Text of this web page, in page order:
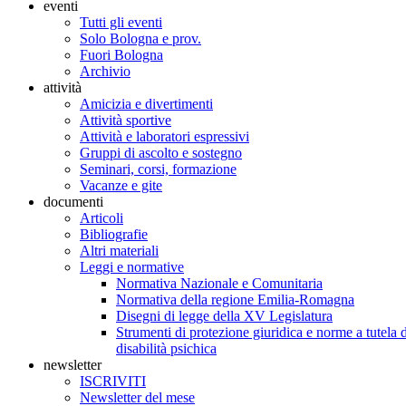
eventi
Tutti gli eventi
Solo Bologna e prov.
Fuori Bologna
Archivio
attività
Amicizia e divertimenti
Attività sportive
Attività e laboratori espressivi
Gruppi di ascolto e sostegno
Seminari, corsi, formazione
Vacanze e gite
documenti
Articoli
Bibliografie
Altri materiali
Leggi e normative
Normativa Nazionale e Comunitaria
Normativa della regione Emilia-Romagna
Disegni di legge della XV Legislatura
Strumenti di protezione giuridica e norme a tutela
disabilità psichica
newsletter
ISCRIVITI
Newsletter del mese